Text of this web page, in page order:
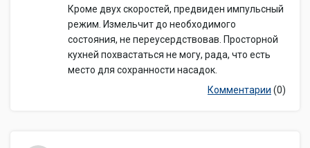
Кроме двух скоростей, предвиден импульсный
режим. Измельчит до необходимого
состояния, не переусердствовав. Просторной
кухней похвастаться не могу, рада, что есть
место для сохранности насадок.
Комментарии (0)